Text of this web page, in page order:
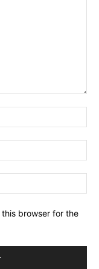
browser for the